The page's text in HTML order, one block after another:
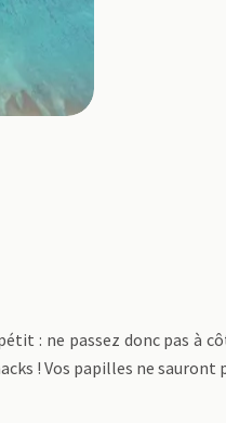
: ne passez donc pas à
! Vos papilles ne sauront